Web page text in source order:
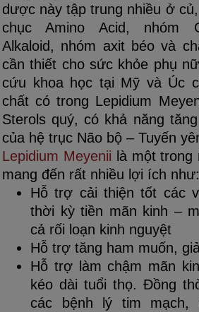
dược này tập trung nhiều ở
chục Amino Acid, nhóm
Alkaloid, nhóm axit béo và
cần thiết cho sức khỏe phụ
cứu khoa học tại Mỹ và Úc
chất có trong Lepidium
Sterols quý, có khả năng
của hệ trục Não bộ – Tuyến
Lepidium Meyenii là một trong
mang đến rất nhiều lợi ích như:
Hỗ trợ cải thiện tốt các
thời kỳ tiền mãn kinh –
cả rối loạn kinh nguyệt
Hỗ trợ tăng ham muốn,
Hỗ trợ làm chậm mãn
kéo dài tuổi thọ. Đồng
các bệnh lý tim mạch,